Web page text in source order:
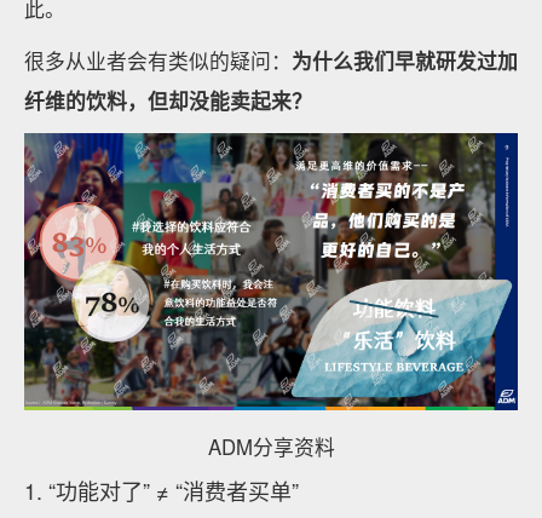
此。
很多从业者会有类似的疑问： 为什么我们早就研发过加
纤维的饮料，但却没能卖起来？
ADM分享资料
1. “功能对了” ≠ “消费者买单”